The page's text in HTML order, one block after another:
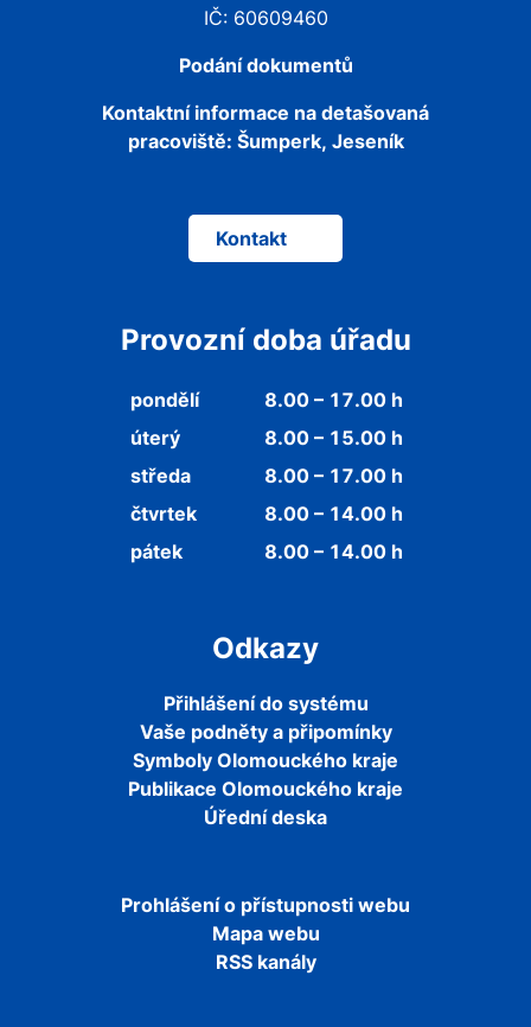
IČ: 60609460
Podání dokumentů
Kontaktní informace na detašovaná
pracoviště: Šumperk, Jeseník
Kontakt
Provozní doba úřadu
pondělí
8.00 – 17.00 h
úterý
8.00 – 15.00 h
středa
8.00 – 17.00 h
čtvrtek
8.00 – 14.00 h
pátek
8.00 – 14.00 h
Odkazy
Přihlášení do systému
Vaše podněty a připomínky
Symboly Olomouckého kraje
Publikace Olomouckého kraje
Úřední deska
Prohlášení o přístupnosti webu
Mapa webu
RSS kanály